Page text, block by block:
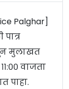
Palghar]
मुलाखत
वाजता
पाहा.